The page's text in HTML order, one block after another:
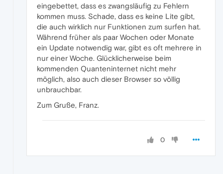
eingebettet, dass es zwangsläufig zu Fehlern
kommen muss. Schade, dass es keine Lite gibt,
die auch wirklich nur Funktionen zum surfen hat.
Während früher als paar Wochen oder Monate
ein Update notwendig war, gibt es oft mehrere in
nur einer Woche. Glücklicherweise beim
kommenden Quanteninternet nicht mehr
möglich, also auch dieser Browser so völlig
unbrauchbar.
Zum Gruße, Franz.
0